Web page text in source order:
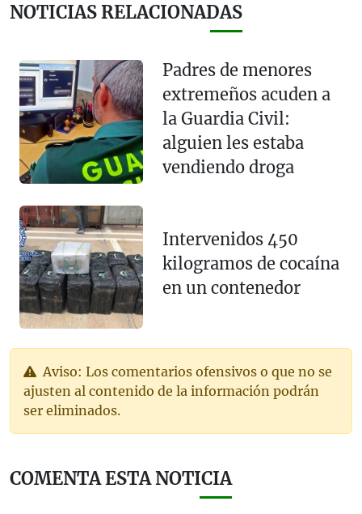
NOTICIAS RELACIONADAS
Padres de menores
extremeños acuden a
la Guardia Civil:
alguien les estaba
vendiendo droga
Intervenidos 450
kilogramos de cocaína
en un contenedor
Aviso: Los comentarios ofensivos o que no se
ajusten al contenido de la información podrán
ser eliminados.
COMENTA ESTA NOTICIA